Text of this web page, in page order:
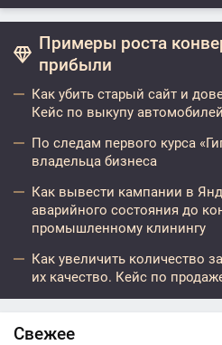
Примеры роста
прибыли
Как убить старый сайт и
Кейс по выкупу автомобилей
По следам первого курса
владельца бизнеса
Как вывести кампании в
аварийного состояния до
промышленному клинингу
Как увеличить количество
их качество. Кейс по
Свежее